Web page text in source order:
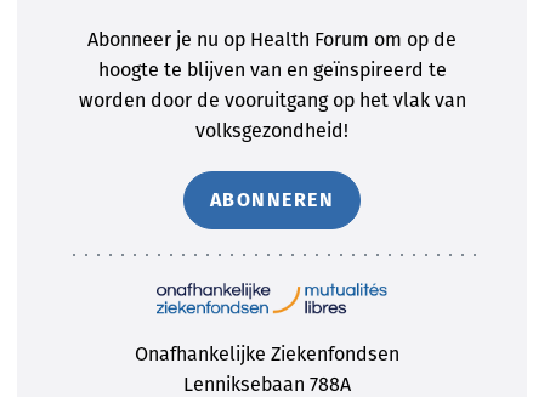
Abonneer je nu op Health Forum om op de
hoogte te blijven van en geïnspireerd te
worden door de vooruitgang op het vlak van
volksgezondheid!
ABONNEREN
Onafhankelijke Ziekenfondsen
Lenniksebaan 788A